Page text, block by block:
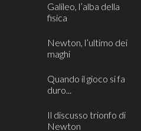
Galileo, l’alba della
fisica
Newton, l’ultimo dei
maghi
Quando il gioco si fa
duro...
Il discusso trionfo di
Newton